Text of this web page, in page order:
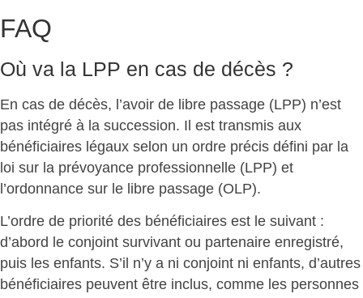
FAQ
Où va la LPP en cas de décès ?
En cas de décès, l’avoir de libre passage (LPP) n’est
pas intégré à la succession. Il est transmis aux
bénéficiaires légaux selon un ordre précis défini par la
loi sur la prévoyance professionnelle (LPP) et
l’ordonnance sur le libre passage (OLP).
L’ordre de priorité des bénéficiaires est le suivant :
d’abord le conjoint survivant ou partenaire enregistré,
puis les enfants. S’il n’y a ni conjoint ni enfants, d’autres
bénéficiaires peuvent être inclus, comme les personnes